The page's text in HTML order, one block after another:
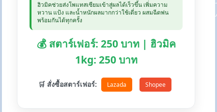
ฮิวมิคช่วยส่งโพแทสเซียมเข้าสู่ผลได้เร็วขึ้น เพิ่มความ
หวาน แป้ง และน้ำหนักผลมากกว่าใช้เดี่ยว ผสมฉีดพ่น
พร้อมกันได้ทุกครั้ง
💰 สตาร์เฟอร์: 250 บาท | ฮิวมิค
1kg: 250 บาท
🛒 สั่งซื้อสตาร์เฟอร์: Lazada Shopee